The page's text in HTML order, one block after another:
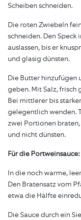
Scheiben schneiden.
Die roten Zwiebeln
schneiden. Den
auslassen, bis er
und glasig dünsten.
Die Butter hinzufügen
geben. Mit Salz, frisch
Bei mittlerer bis
gelegentlich wenden.
zwei Portionen
und nicht dünsten.
Für die Portweinsauce:
In die noch warme,
Den Bratensatz vom
etwa die Hälfte
Die Sauce durch ein